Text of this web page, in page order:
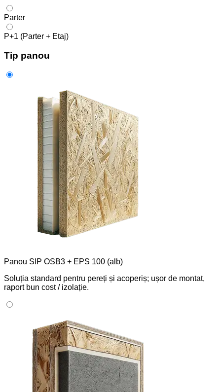
Parter
P+1 (Parter + Etaj)
Tip panou
Panou SIP OSB3 + EPS 100 (alb)
Soluția standard pentru pereți și acoperiș; ușor de montat,
raport bun cost / izolație.